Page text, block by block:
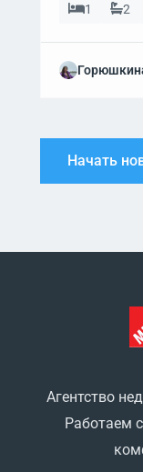
1 2
Начать
Агентство
Работаем